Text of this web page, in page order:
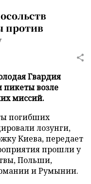
против
Гвардия
пикеты возле
миссий.
погибших
лозунги,
Киева, передает
прошли у
Польши,
и Румынии.